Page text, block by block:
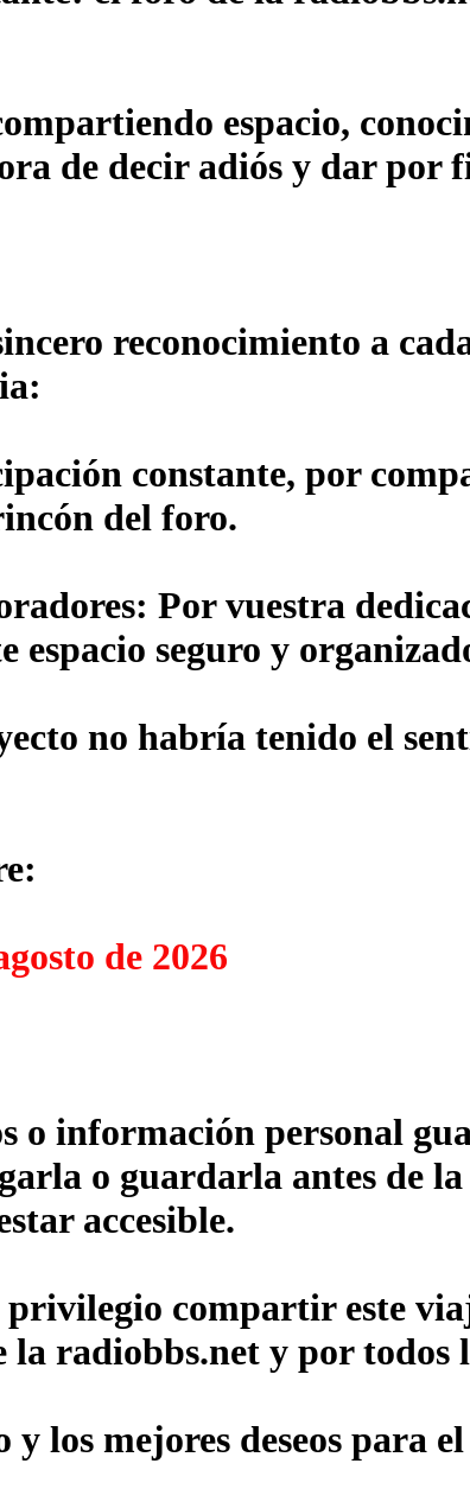
espacio,
de decir adiós y dar por
reconocimiento a
constante, por
del foro.
Por vuestra
seguro y
no habría tenido el
de 2026
o información personal
o guardarla antes de
accesible.
compartir este
radiobbs.net y por todos
y los mejores deseos para